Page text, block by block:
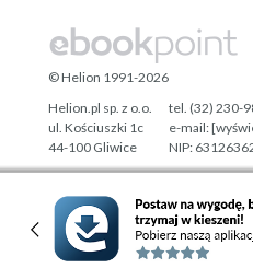
Designed with ♥ byTonik.pl
© Helion 1991-2026
Helion.pl sp. z o.o.
ul. Kościuszki 1c
44-100 Gliwice
tel. (32) 230-
e-mail:
NIP:
Regon:
Pełna